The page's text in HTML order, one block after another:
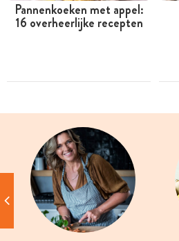
Pannenkoeken met appel:
16 overheerlijke recepten